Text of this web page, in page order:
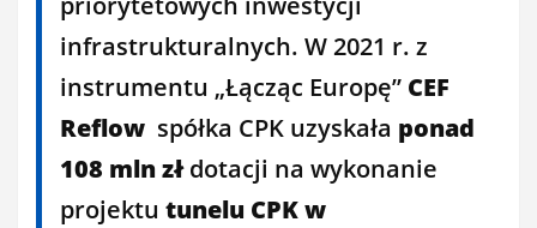
infrastrukturalnych. W 2021 r. z
instrumentu „Łącząc Europę” CEF
Reflow spółka CPK uzyskała ponad
108 mln złdotacji na wykonanie
projektu tunelu CPK w